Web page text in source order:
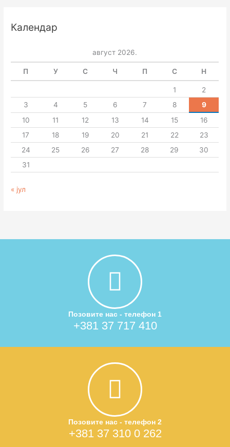
Календар
август 2026.
П У С Ч П С Н
1
2
3
4 5 6 7 8
9
10
11 12 13 14 15
16
17
18 19 20 21 22
23
24
25 26 27 28 29
30
31
« јул
Позовите нас - телефон 1
+381 37 717 410
Позовите нас - телефон 2
+381 37 310 0 262